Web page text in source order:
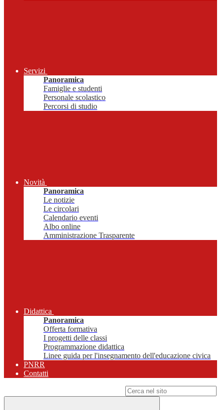
Servizi
Panoramica
Famiglie e studenti
Personale scolastico
Percorsi di studio
Novità
Panoramica
Le notizie
Le circolari
Calendario eventi
Albo online
Amministrazione Trasparente
Didattica
Panoramica
Offerta formativa
I progetti delle classi
Programmazione didattica
Linee guida per l'insegnamento dell'educazione civica
PNRR
Contatti